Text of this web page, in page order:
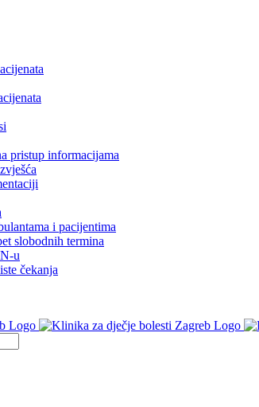
pristup informacijama
i pacijentima
slobodnih termina
u
čekanja